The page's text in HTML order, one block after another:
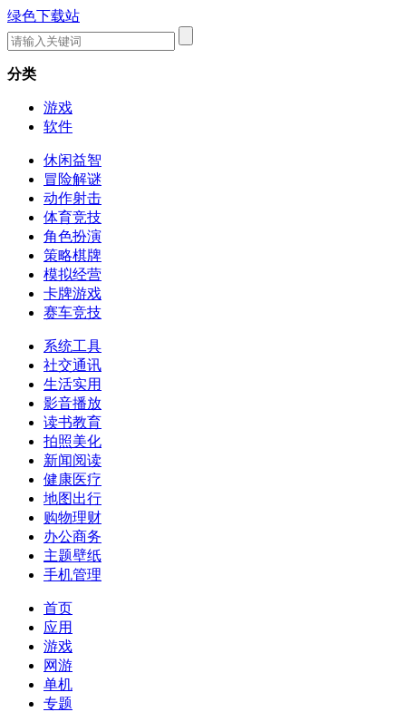
绿色下载站
分类
游戏
软件
休闲益智
冒险解谜
动作射击
体育竞技
角色扮演
策略棋牌
模拟经营
卡牌游戏
赛车竞技
系统工具
社交通讯
生活实用
影音播放
读书教育
拍照美化
新闻阅读
健康医疗
地图出行
购物理财
办公商务
主题壁纸
手机管理
首页
应用
游戏
网游
单机
专题